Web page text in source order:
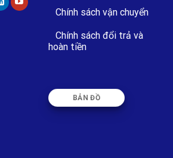
Chính sách vận chuyển
Chính sách đổi trả và
hoàn tiền
BẢN ĐỒ